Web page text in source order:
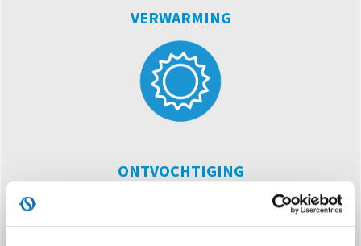
VERWARMING
ONTVOCHTIGING